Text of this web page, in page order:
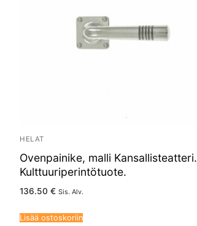
HELAT
Ovenpainike, malli Kansallisteatteri.
Kulttuuriperintötuote.
136.50 € Sis. Alv.
Lisää ostoskoriin